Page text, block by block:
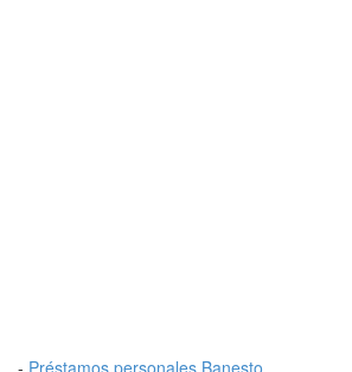
- Préstamos personales Banesto